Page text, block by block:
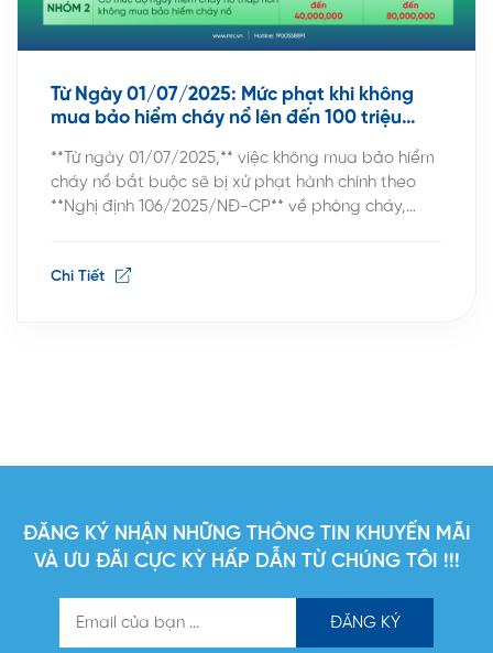
Từ Ngày 01/07/2025: Mức phạt khi không
mua bảo hiểm cháy nổ lên đến 100 triệu
**Từ ngày 01/07/2025,** việc không mua bảo hiểm
cháy nổ bắt buộc sẽ bị xử phạt hành chính theo
**Nghị định 106/2025/NĐ-CP** về phòng cháy,
lưu ý để tránh những rủi ro pháp lý […]
Chi Tiết
ĐĂNG KÝ NHẬN NHỮNG THÔNG TIN KHUYẾN MÃI
VÀ ƯU ĐÃI CỰC KỲ HẤP DẪN TỪ CHÚNG TÔI !!!